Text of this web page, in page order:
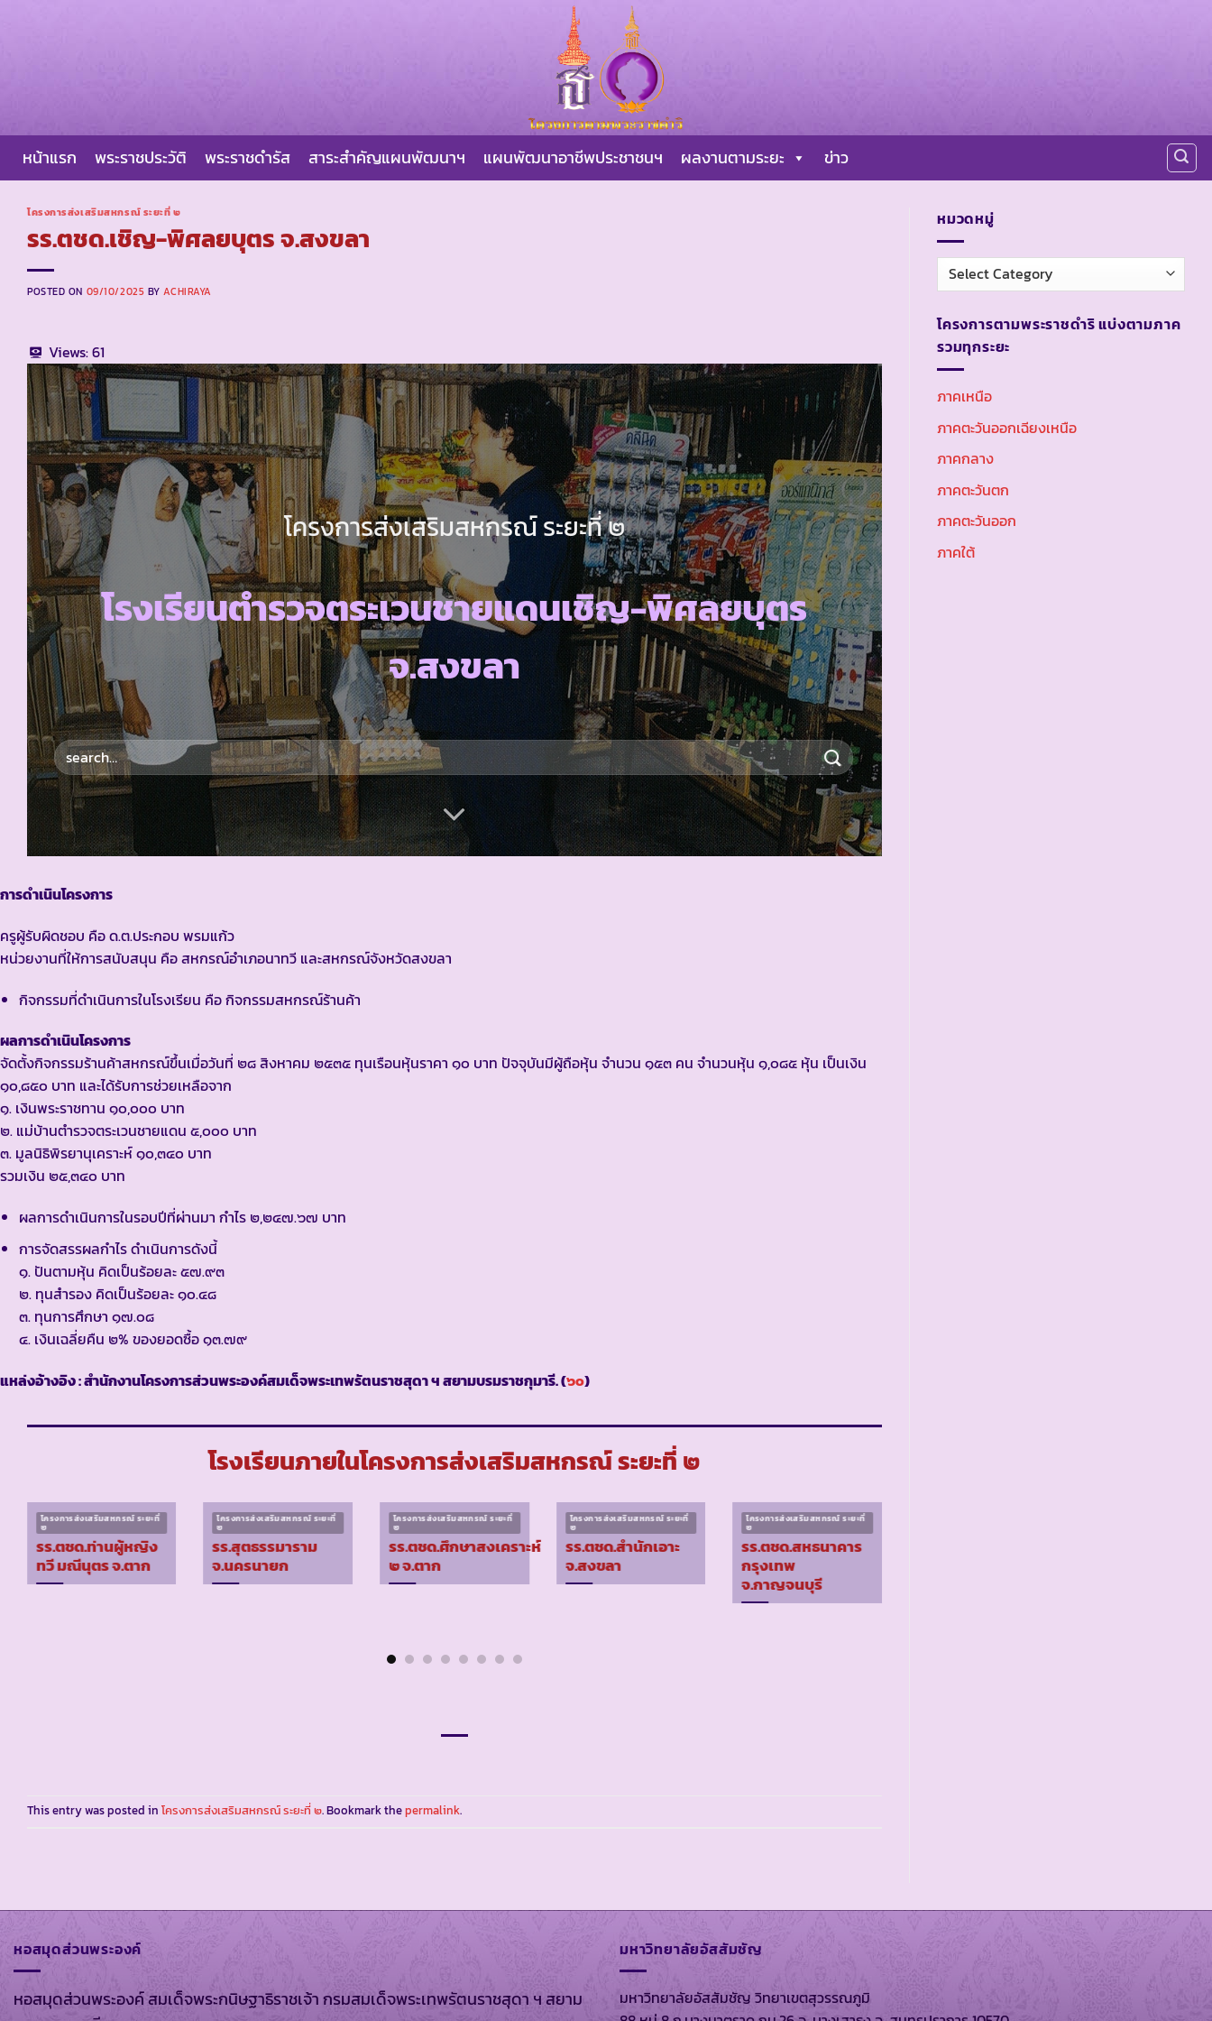
หน้าแรก พระราชประวัติ พระราชดำรัส สาระสำคัญแผนพัฒนาฯ แผนพัฒนาอาชีพประชาชนฯ ผลงานตามระยะ ข่าว
โครงการส่งเสริมสหกรณ์ ระยะที่ ๒
รร.ตชด.เชิญ-พิศลยบุตร จ.สงขลา
POSTED ON 09/10/2025 BYACHIRAYA
Views:61
โครงการส่งเสริมสหกรณ์ ระยะที่ ๒
โรงเรียนตำรวจตระเวนชายแดนเชิญ-พิศลยบุตร
จ.สงขลา
การดำเนินโครงการ
ครูผู้รับผิดชอบ คือ ด.ต.ประกอบ พรมแก้ว
หน่วยงานที่ให้การสนับสนุน คือ สหกรณ์อำเภอนาทวี และสหกรณ์จังหวัดสงขลา
กิจกรรมที่ดำเนินการในโรงเรียน คือ กิจกรรมสหกรณ์ร้านค้า
ผลการดำเนินโครงการ
จัดตั้งกิจกรรมร้านค้าสหกรณ์ขึ้นเมื่อวันที่ ๒๘ สิงหาคม ๒๕๓๕ ทุนเรือนหุ้นราคา ๑๐ บาท ปัจจุบันมีผู้ถือหุ้น จำนวน ๑๕๓ คน จำนวนหุ้น ๑,๐๘๕ หุ้น เป็นเงิน
๑๐,๘๕๐ บาท และได้รับการช่วยเหลือจาก
๑. เงินพระราชทาน ๑๐,๐๐๐ บาท
๒. แม่บ้านตำรวจตระเวนชายแดน ๕,๐๐๐ บาท
๓. มูลนิธิพิรยานุเคราะห์ ๑๐,๓๔๐ บาท
รวมเงิน ๒๕,๓๔๐ บาท
ผลการดำเนินการในรอบปีที่ผ่านมา กำไร ๒,๒๔๗.๖๗ บาท
การจัดสรรผลกำไร ดำเนินการดังนี้
๑. ปันตามหุ้น คิดเป็นร้อยละ ๕๗.๙๓
๒. ทุนสำรอง คิดเป็นร้อยละ ๑๐.๔๘
๓. ทุนการศึกษา ๑๗.๐๘
๔. เงินเฉลี่ยคืน ๒% ของยอดซื้อ ๑๓.๗๙
แหล่งอ้างอิง : สำนักงานโครงการส่วนพระองค์สมเด็จพระเทพรัตนราชสุดา ฯ สยามบรมราชกุมารี. (๖๐)
โรงเรียนภายในโครงการส่งเสริมสหกรณ์ ระยะที่ ๒
โครงการส่งเสริมสหกรณ์ ระยะที่
๒
รร.ตชด.ท่านผู้หญิง
ทวี มณีนุตร จ.ตาก
โครงการส่งเสริมสหกรณ์ ระยะที่
๒
รร.สุตธรรมาราม
จ.นครนายก
โครงการส่งเสริมสหกรณ์ ระยะที่
๒
รร.ตชด.ศึกษาสงเคราะห์
๒ จ.ตาก
โครงการส่งเสริมสหกรณ์ ระยะที่
๒
รร.ตชด.สำนักเอาะ
จ.สงขลา
โครงการส่งเสริมสหกรณ์ ระยะที่
๒
รร.ตชด.สหธนาคาร
กรุงเทพ
จ.กาญจนบุรี
This entry was posted in โครงการส่งเสริมสหกรณ์ ระยะที่ ๒. Bookmark thepermalink.
หมวดหมู่
หมวด
หมู่
โครงการตามพระราชดำริ แบ่งตามภาค
รวมทุกระยะ
ภาคเหนือ
ภาคตะวันออกเฉียงเหนือ
ภาคกลาง
ภาคตะวันตก
ภาคตะวันออก
ภาคใต้
หอสมุดส่วนพระองค์
หอสมุดส่วนพระองค์ สมเด็จพระกนิษฐาธิราชเจ้า กรมสมเด็จพระเทพรัตนราชสุดา ฯ สยาม
มหาวิทยาลัยอัสสัมชัญ
มหาวิทยาลัยอัสสัมชัญ วิทยาเขตสุวรรณภูมิ